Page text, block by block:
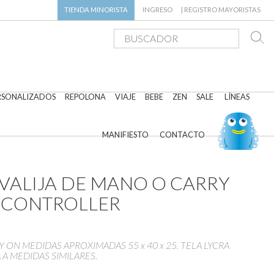
TIENDA MINORISTA INGRESO REGISTRO MAYORISTAS
REPOLONA VIAJE BEBE ZEN SALE LÍNEAS
MANIFIESTO CONTACTO
DE MANO O CARRY
ON MEDIDAS APROXIMADAS 55 x 40 x 25. TELA LYCRA
MEDIDAS SIMILARES.